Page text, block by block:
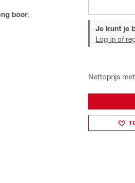
boor
Je kunt je
Log in of
Nettoprijs